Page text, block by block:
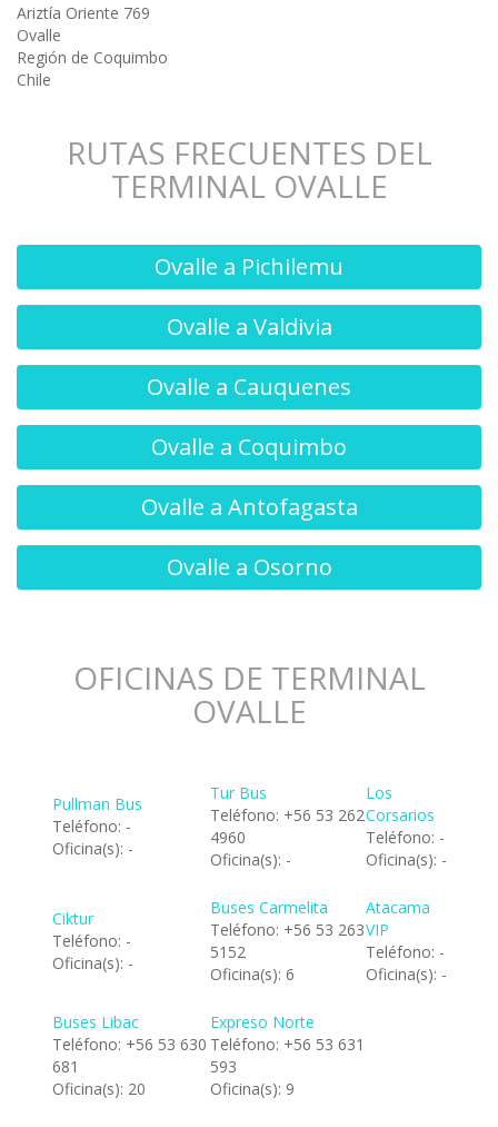
Ariztía Oriente 769
Ovalle
Región de Coquimbo
Chile
RUTAS FRECUENTES DEL
TERMINAL OVALLE
Ovalle a Pichilemu
Ovalle a Valdivia
Ovalle a Cauquenes
Ovalle a Coquimbo
Ovalle a Antofagasta
Ovalle a Osorno
OFICINAS DE TERMINAL
OVALLE
Pullman Bus
Teléfono: -
Oficina(s): -
Tur Bus
Teléfono: +56 53 262
4960
Oficina(s): -
Los
Corsarios
Teléfono: -
Oficina(s): -
Ciktur
Teléfono: -
Oficina(s): -
Buses Carmelita
Teléfono: +56 53 263
5152
Oficina(s): 6
Atacama
VIP
Teléfono: -
Oficina(s): -
Buses Libac
Teléfono: +56 53 630
681
Oficina(s): 20
Expreso Norte
Teléfono: +56 53 631
593
Oficina(s): 9